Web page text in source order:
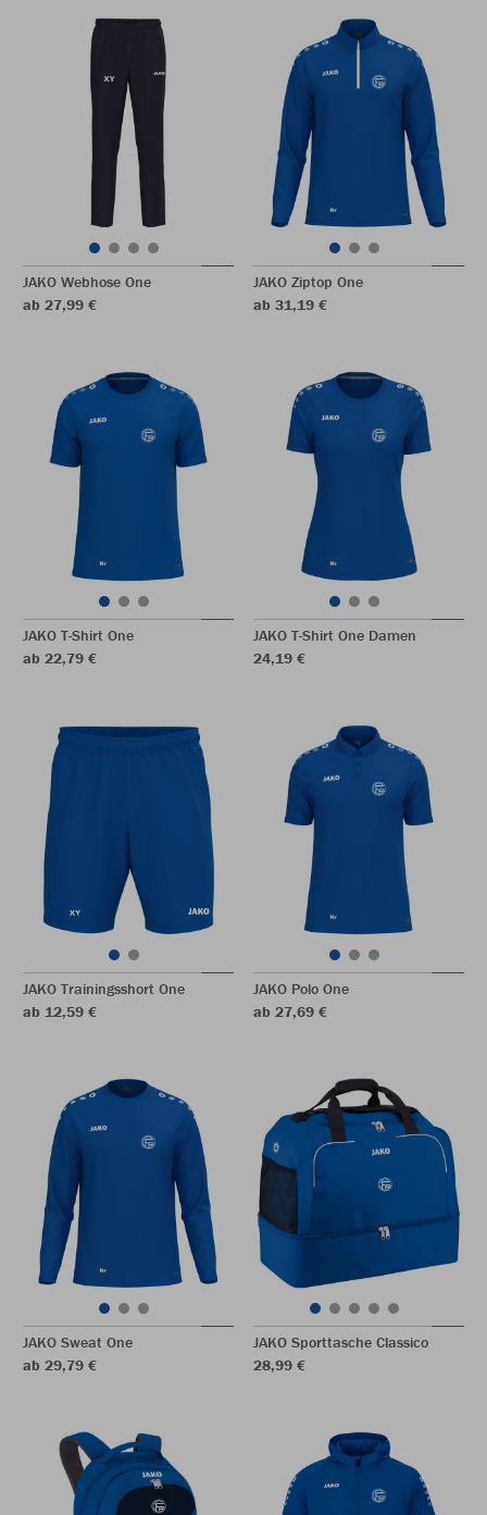
JAKO Webhose One
ab 27,99 €
JAKO Ziptop One
ab 31,19 €
JAKO T-Shirt One
ab 22,79 €
JAKO T-Shirt One Damen
24,19 €
JAKO Trainingsshort One
ab 12,59 €
JAKO Polo One
ab 27,69 €
JAKO Sweat One
ab 29,79 €
JAKO Sporttasche Classico
28,99 €